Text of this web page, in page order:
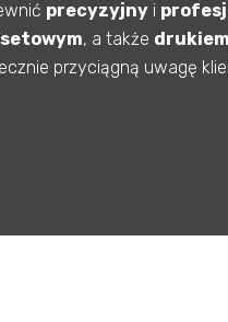
precyzyjny i
, a także
przyciągną uwagę